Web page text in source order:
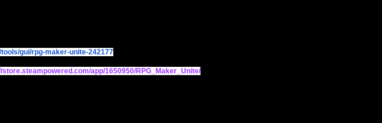
/tools/gui/rpg-maker-unite-242177
store.steampowered.com/app/1650950/RPG Maker _Unite/